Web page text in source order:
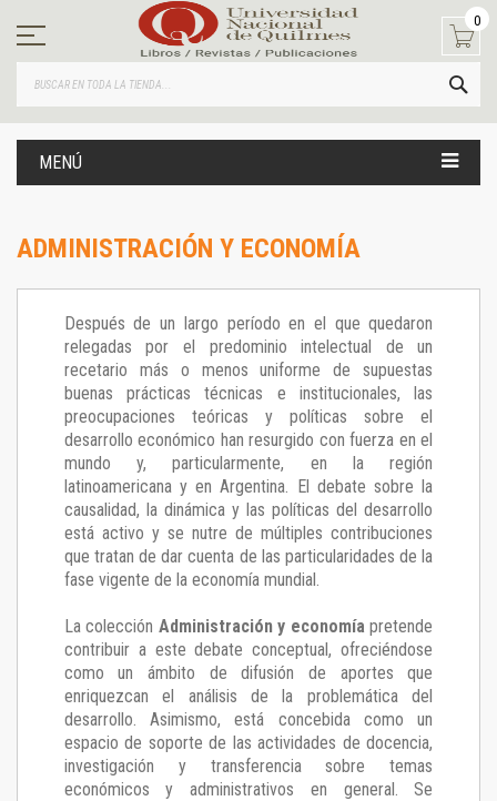
contenido
0
MENÚ
ADMINISTRACIÓN Y ECONOMÍA
Después de un largo período en el que quedaron
relegadas por el predominio intelectual de un
recetario más o menos uniforme de supuestas
buenas prácticas técnicas e institucionales, las
preocupaciones teóricas y políticas sobre el
desarrollo económico han resurgido con fuerza en el
mundo y, particularmente, en la región
latinoamericana y en Argentina. El debate sobre la
causalidad, la dinámica y las políticas del desarrollo
está activo y se nutre de múltiples contribuciones
que tratan de dar cuenta de las particularidades de la
fase vigente de la economía mundial.
La colección Administración y economía pretende
contribuir a este debate conceptual, ofreciéndose
como un ámbito de difusión de aportes que
enriquezcan el análisis de la problemática del
desarrollo. Asimismo, está concebida como un
espacio de soporte de las actividades de docencia,
investigación y transferencia sobre temas
económicos y administrativos en general. Se